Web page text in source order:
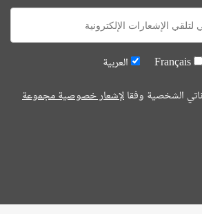
Français
العربية
الشخصية وفقالإشعار خصوصية مجموعة